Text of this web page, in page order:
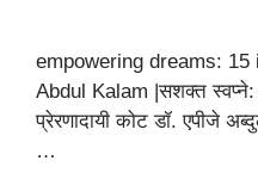
empowering dreams:
Abdul Kalam |सशक्त
प्रेरणादायी कोट डॉ. एपीजे
…